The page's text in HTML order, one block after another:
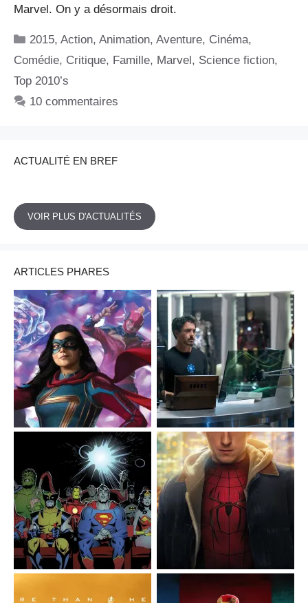
Marvel. On y a désormais droit.
Catégories
2015,Action,Animation,Aventure, Cinéma,
Comédie, Critique, Famille, Marvel, Science fiction,
Top 2010’s
10 commentaires
ACTUALITÉ EN BREF
VOIR PLUS D'ACTUALITÉS
ARTICLES PHARES